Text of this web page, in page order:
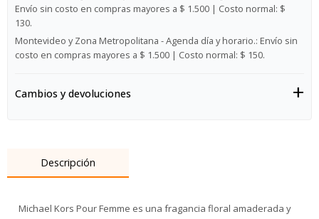
Envío sin costo en compras mayores a $ 1.500 | Costo normal: $
130.
Montevideo y Zona Metropolitana - Agenda día y horario.: Envío sin
costo en compras mayores a $ 1.500 | Costo normal: $ 150.
Cambios y devoluciones
Descripción
Michael Kors Pour Femme es una fragancia floral amaderada y